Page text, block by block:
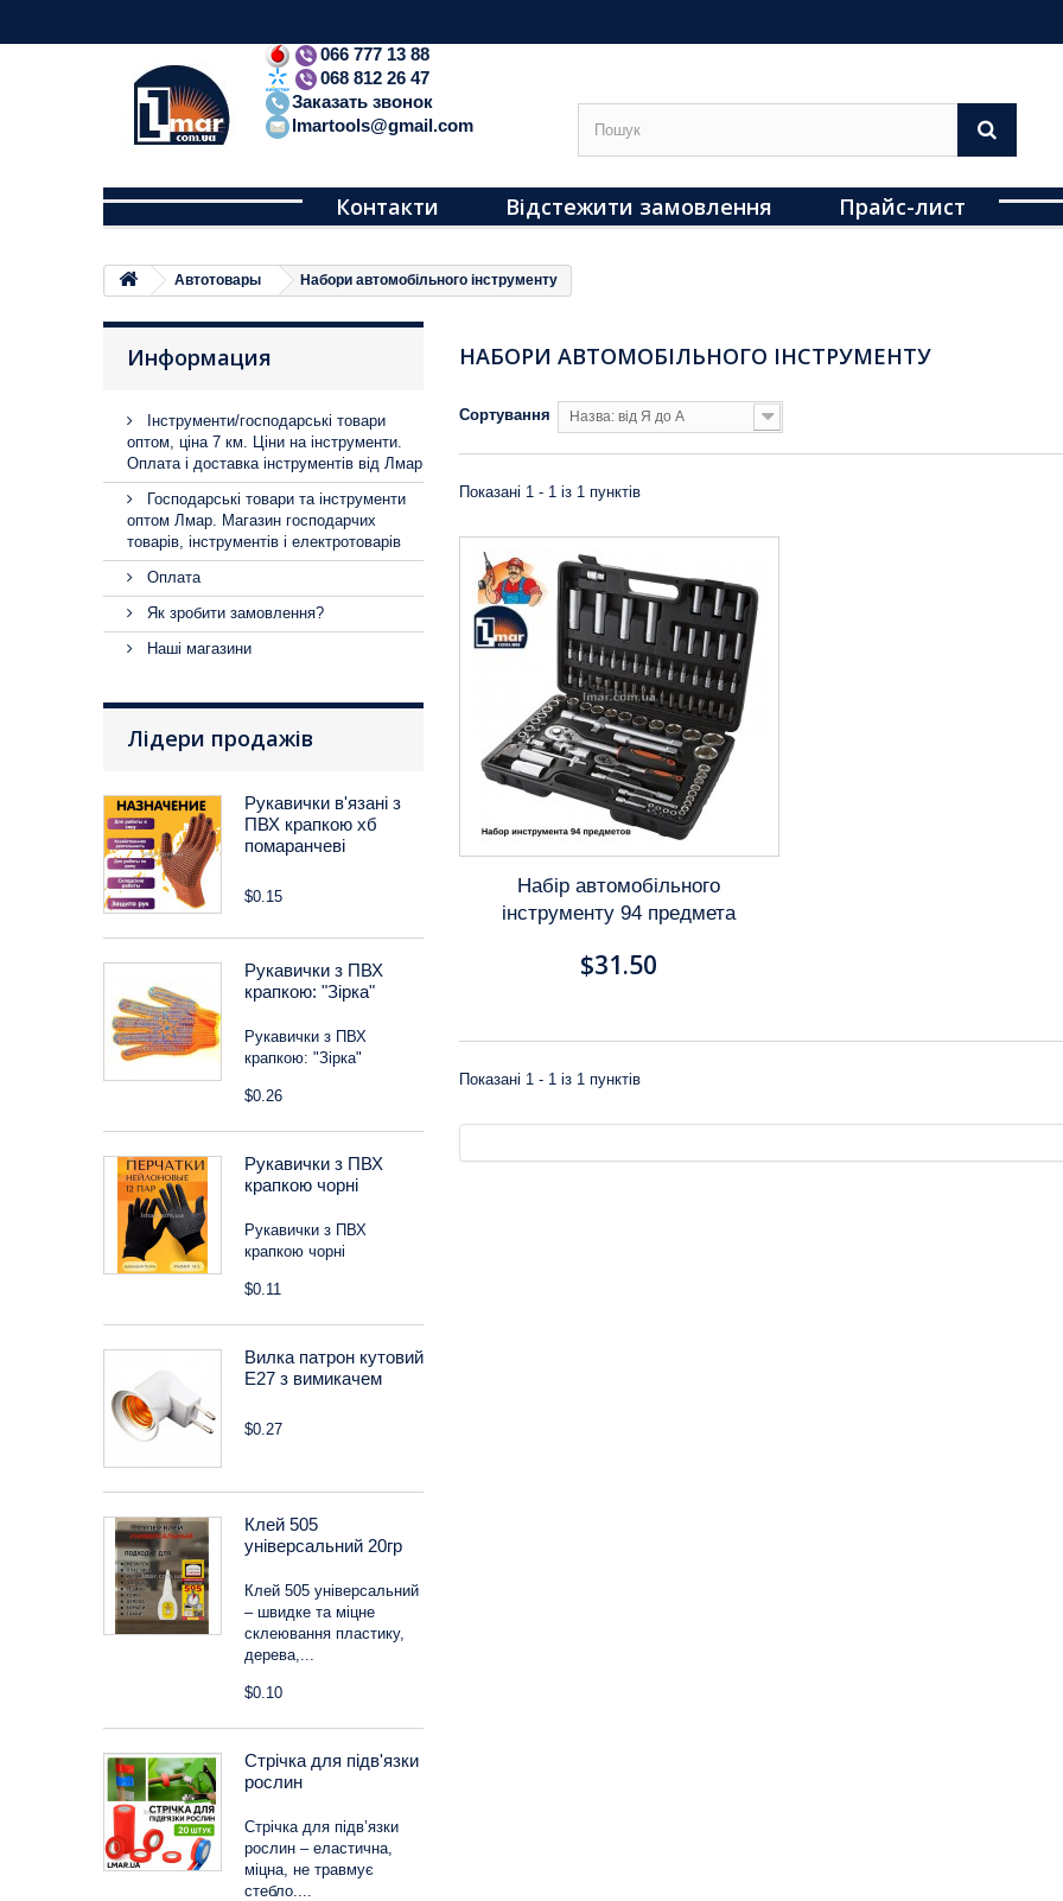
066 777 13 88
068 812 26 47
Заказать звонок
lmartools@gmail.com
Контакти Відстежити замовлення Прайс-лист
Автотовары Набори автомобільного інструменту
Информация
Інструменти/господарські товари
оптом, ціна 7 км. Ціни на інструменти.
Оплата і доставка інструментів від Лмар
Господарські товари та інструменти
оптом Лмар. Магазин господарчих
товарів, інструментів і електротоварів
Оплата
Як зробити замовлення?
Наші магазини
Лідери продажів
Рукавички в'язані з
ПВХ крапкою хб
помаранчеві
$0.15
Рукавички з ПВХ
крапкою: "Зірка"
Рукавички з ПВХ
крапкою: "Зірка"
$0.26
Рукавички з ПВХ
крапкою чорні
Рукавички з ПВХ
крапкою чорні
$0.11
Вилка патрон кутовий
Е27 з вимикачем
$0.27
Клей 505
універсальний 20гр
Клей 505 універсальний
– швидке та міцне
склеювання пластику,
дерева,...
$0.10
Стрічка для підв'язки
рослин
Стрічка для підв’язки
рослин – еластична,
міцна, не травмує
стебло....
НАБОРИ АВТОМОБІЛЬНОГО ІНСТРУМЕНТУ
Сортування Назва: від Я до А
Показані 1 - 1 із 1 пунктів
Набір автомобільного
інструменту 94 предмета
$31.50
Показані 1 - 1 із 1 пунктів